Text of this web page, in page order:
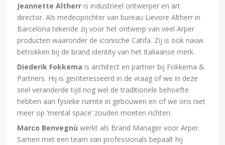
Jeannette Altherr is industrieel ontwerper en art
director. Als medeoprichter van bureau Lievore Altherr in
Barcelona tekende zij voor het ontwerp van veel Arper
producten waaronder de iconische Catifa. Zij is ook nauw
betrokken bij de brand identity van het Italiaanse merk.
Diederik Fokkema is architect en partner bij Fokkema &
Partners. Hij is geïnteresseerd in de vraag of we in deze
snel veranderde tijd nog wel de traditionele behoefte
hebben aan fysieke ruimte in gebouwen en of we ons niet
meer op ‘mental space’ zouden moeten richten.
Marco Benvegnù werkt als Brand Manager voor Arper.
Samen met een team van professionals bepaalt hij